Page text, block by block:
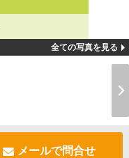
全ての写真を見る
メールで問合せ